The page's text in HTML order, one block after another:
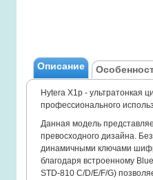
Описание
Hytera X1p - ультратонкая
профессионального
Данная модель
превосходного дизайна.
динамичными ключами
благодаря встроенному
STD-810 C/D/E/F/G)